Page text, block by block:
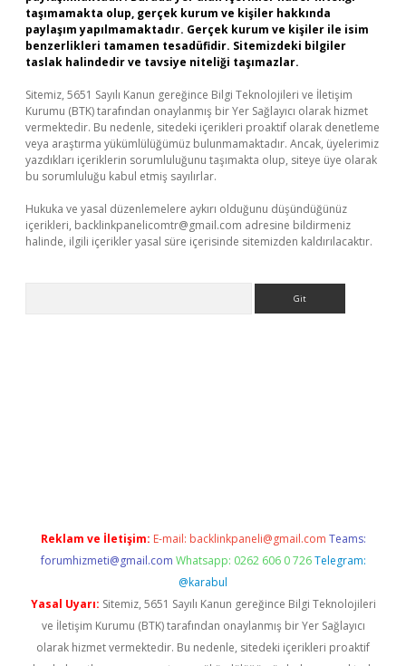
taşımamakta olup, gerçek kurum ve kişiler hakkında
paylaşım yapılmamaktadır. Gerçek kurum ve kişiler ile isim
benzerlikleri tamamen tesadüfidir. Sitemizdeki bilgiler
taslak halindedir ve tavsiye niteliği taşımazlar.
Sitemiz, 5651 Sayılı Kanun gereğince Bilgi Teknolojileri ve İletişim
Kurumu (BTK) tarafından onaylanmış bir Yer Sağlayıcı olarak hizmet
vermektedir. Bu nedenle, sitedeki içerikleri proaktif olarak denetleme
veya araştırma yükümlülüğümüz bulunmamaktadır. Ancak, üyelerimiz
yazdıkları içeriklerin sorumluluğunu taşımakta olup, siteye üye olarak
bu sorumluluğu kabul etmiş sayılırlar.
Hukuka ve yasal düzenlemelere aykırı olduğunu düşündüğünüz
içerikleri, backlinkpanelicomtr@gmail.com adresine bildirmeniz
halinde, ilgili içerikler yasal süre içerisinde sitemizden kaldırılacaktır.
Reklam ve İletişim: E-mail: backlinkpaneli@gmail.com Teams:
forumhizmeti@gmail.com Whatsapp: 0262 606 0 726 Telegram:
@karabul
Yasal Uyarı: Sitemiz, 5651 Sayılı Kanun gereğince Bilgi Teknolojileri
ve İletişim Kurumu (BTK) tarafından onaylanmış bir Yer Sağlayıcı
olarak hizmet vermektedir. Bu nedenle, sitedeki içerikleri proaktif